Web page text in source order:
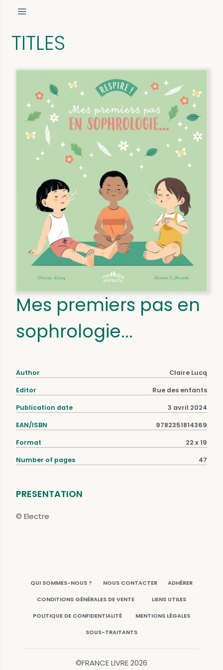
TITLES
Mes premiers pas en
sophrologie...
Author Claire Lucq
Editor Rue des enfants
Publication date 3 avril 2024
EAN/ISBN 9782351814369
Format 22 x 19
Number of pages 47
PRESENTATION
© Electre
QUI SOMMES-NOUS ? NOUS CONTACTER ADHÉRER
CONDITIONS GÉNÉRALES DE VENTE LIENS UTILES
POLITIQUE DE CONFIDENTIALITÉ MENTIONS LÉGALES
SOUS-TRAITANTS
©FRANCE LIVRE2026